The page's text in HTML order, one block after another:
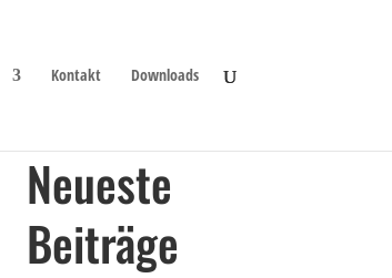
Kontakt Downloads
Neueste
Beiträge